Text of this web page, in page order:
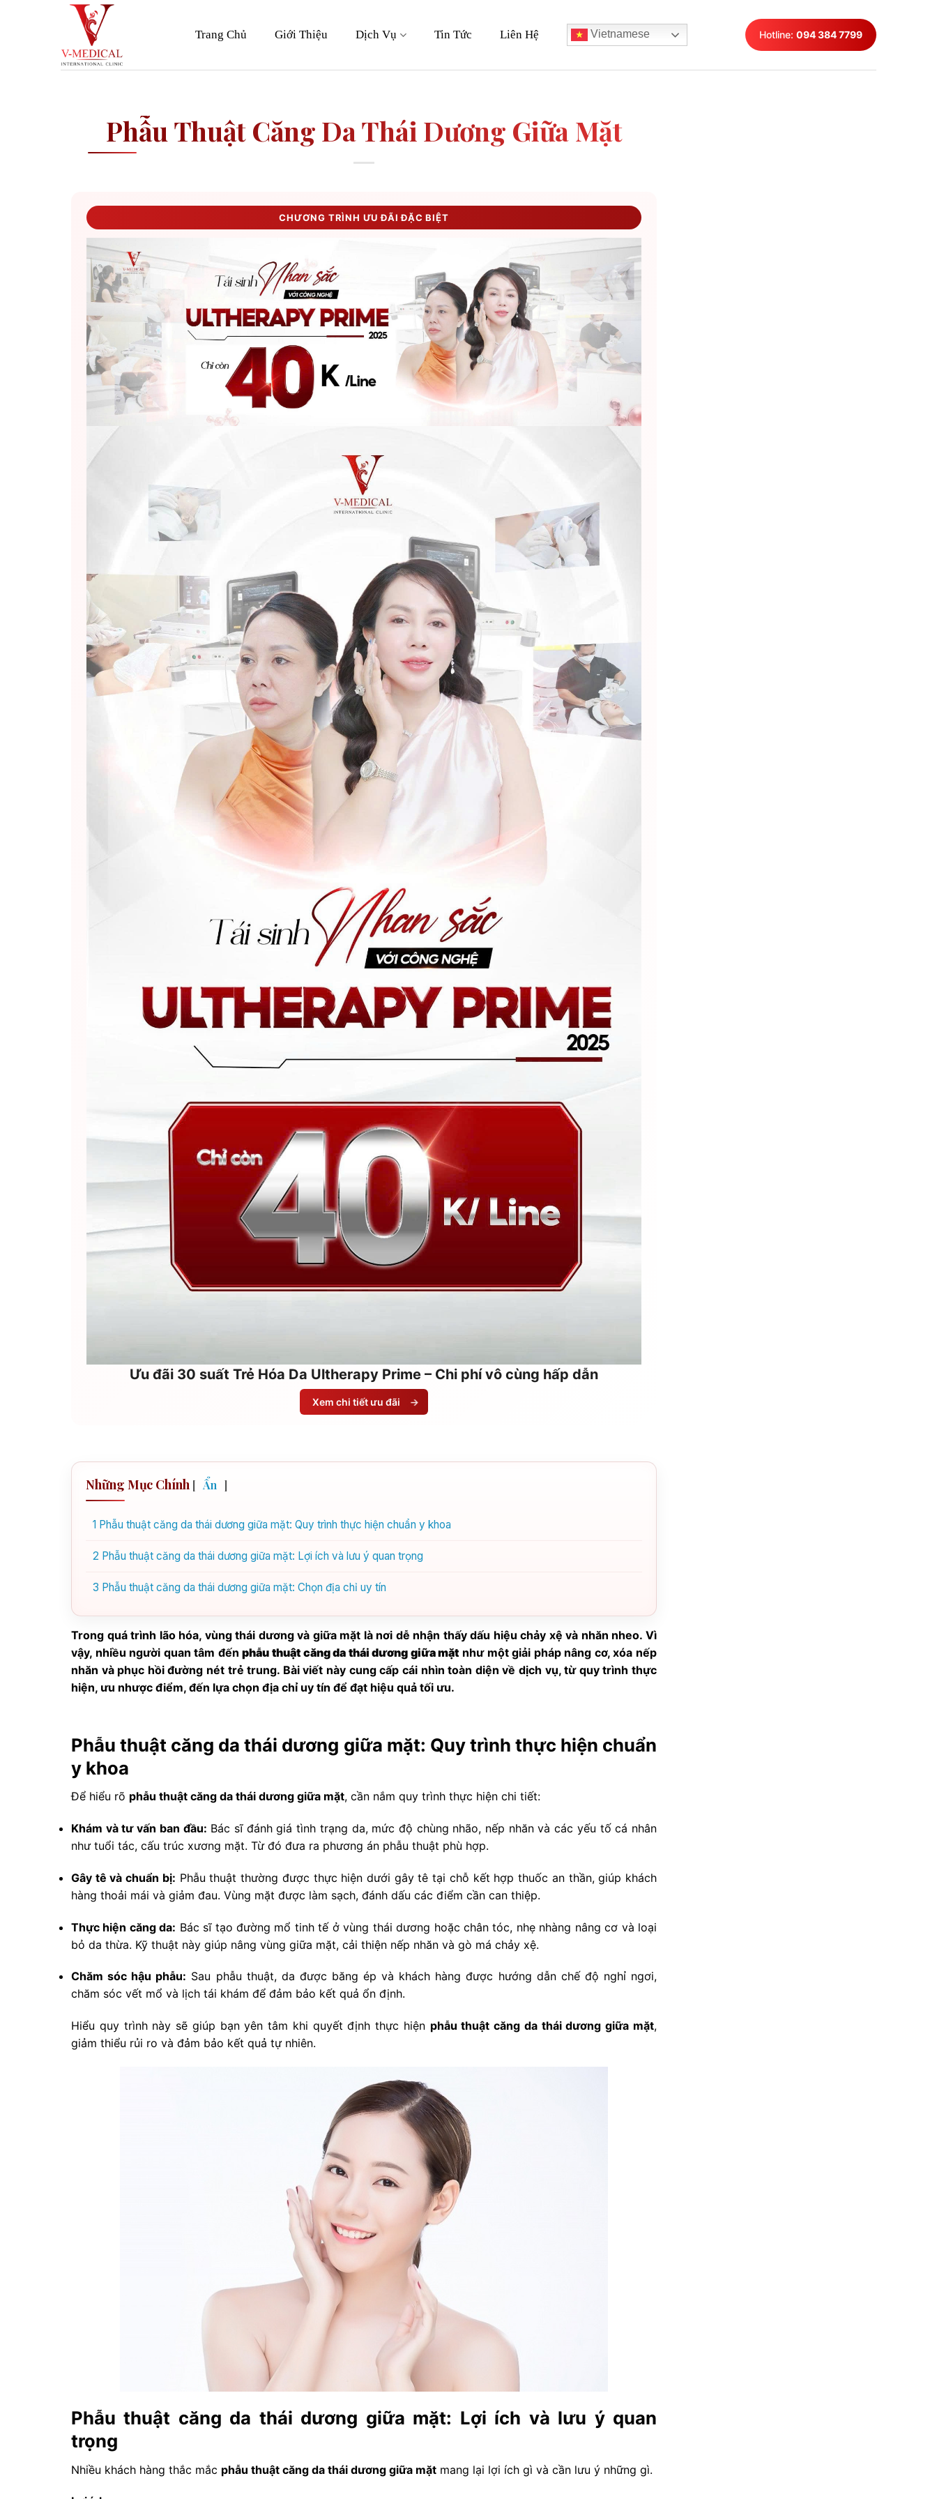
Trang Chủ Giới Thiệu Dịch Vụ Tin Tức Liên Hệ Vietnamese Hotline: 094 384 7799
Phẫu Thuật Căng Da Thái Dương Giữa Mặt
CHƯƠNG TRÌNH ƯU ĐÃI ĐẶC BIỆT
Ưu đãi 30 suất Trẻ Hóa Da Ultherapy Prime – Chi phí vô cùng hấp dẫn
Xem chi tiết ưu đãi →
Những Mục Chính [ Ẩn ]
1 Phẫu thuật căng da thái dương giữa mặt: Quy trình thực hiện chuẩn y khoa
2 Phẫu thuật căng da thái dương giữa mặt: Lợi ích và lưu ý quan trọng
3 Phẫu thuật căng da thái dương giữa mặt: Chọn địa chỉ uy tín
Trong quá trình lão hóa, vùng thái dương và giữa mặt là nơi dễ nhận thấy dấu hiệu chảy xệ và nhăn nheo. Vì
vậy, nhiều người quan tâm đếnphẫu thuật căng da thái dương giữa mặt như một giải pháp nâng cơ, xóa nếp
nhăn và phục hồi đường nét trẻ trung. Bài viết này cung cấp cái nhìn toàn diện về dịch vụ, từ quy trình thực
hiện, ưu nhược điểm, đến lựa chọn địa chỉ uy tín để đạt hiệu quả tối ưu.
Phẫu thuật căng da thái dương giữa mặt: Quy trình thực hiện chuẩn
y khoa
Để hiểu rõ phẫu thuật căng da thái dương giữa mặt, cần nắm quy trình thực hiện chi tiết:
Khám và tư vấn ban đầu: Bác sĩ đánh giá tình trạng da, mức độ chùng nhão, nếp nhăn và các yếu tố cá nhân
như tuổi tác, cấu trúc xương mặt. Từ đó đưa ra phương án phẫu thuật phù hợp.
Gây tê và chuẩn bị: Phẫu thuật thường được thực hiện dưới gây tê tại chỗ kết hợp thuốc an thần, giúp khách
hàng thoải mái và giảm đau. Vùng mặt được làm sạch, đánh dấu các điểm cần can thiệp.
Thực hiện căng da: Bác sĩ tạo đường mổ tinh tế ở vùng thái dương hoặc chân tóc, nhẹ nhàng nâng cơ và loại
bỏ da thừa. Kỹ thuật này giúp nâng vùng giữa mặt, cải thiện nếp nhăn và gò má chảy xệ.
Chăm sóc hậu phẫu: Sau phẫu thuật, da được băng ép và khách hàng được hướng dẫn chế độ nghỉ ngơi,
chăm sóc vết mổ và lịch tái khám để đảm bảo kết quả ổn định.
Hiểu quy trình này sẽ giúp bạn yên tâm khi quyết định thực hiện phẫu thuật căng da thái dương giữa mặt,
giảm thiểu rủi ro và đảm bảo kết quả tự nhiên.
Phẫu thuật căng da thái dương giữa mặt: Lợi ích và lưu ý quan
trọng
Nhiều khách hàng thắc mắc phẫu thuật căng da thái dương giữa mặt mang lại lợi ích gì và cần lưu ý những gì.